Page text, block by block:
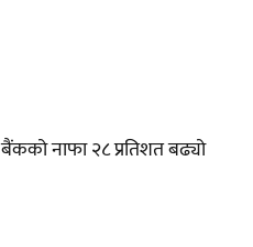
नाफा २८ प्रतिशत बढ्यो